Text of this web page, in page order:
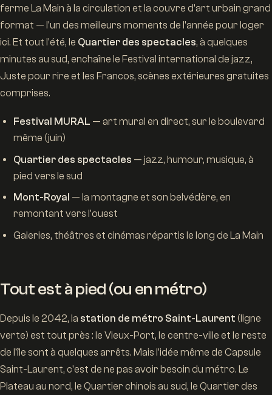
ferme La Main à la circulation et la couvre d'art urbain grand
format — l'un des meilleurs moments de l'année pour loger
ici. Et tout l'été, le Quartier des spectacles, à quelques
minutes au sud, enchaîne le Festival international de jazz,
Juste pour rire et les Francos, scènes extérieures gratuites
comprises.
Festival MURAL — art mural en direct, sur le boulevard
même (juin)
Quartier des spectacles — jazz, humour, musique, à
pied vers le sud
Mont-Royal — la montagne et son belvédère, en
remontant vers l'ouest
Galeries, théâtres et cinémas répartis le long de La Main
Tout est à pied (ou en métro)
Depuis le 2042, la station de métro Saint-Laurent (ligne
verte) est tout près : le Vieux-Port, le centre-ville et le reste
de l'île sont à quelques arrêts. Mais l'idée même de Capsule
Saint-Laurent, c'est de ne pas avoir besoin du métro. Le
Plateau au nord, le Quartier chinois au sud, le Quartier des